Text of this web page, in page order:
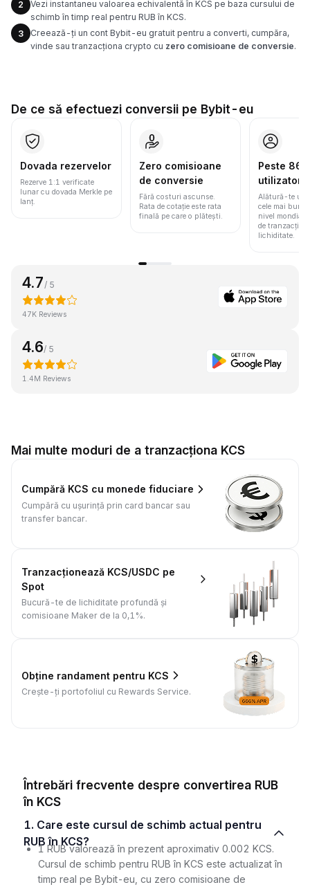
2
Vezi instantaneu valoarea echivalentă în KCS pe baza cursului de
schimb în timp real pentru RUB în KCS.
3
Creează-ți un cont Bybit-eu gratuit pentru a converti, cumpăra,
vinde sau tranzacționa crypto cu zero comisioane de conversie.
De ce să efectuezi conversii pe Bybit-eu
Dovada rezervelor
Rezerve 1:1 verificate
lunar cu dovada Merkle pe
lanț.
Zero comisioane
de conversie
Fără costuri ascunse.
Rata de cotație este rata
finală pe care o plătești.
Peste 86
utilizatori
Alătură-te
cele mai bune
nivel mondial
de
lichiditate.
4.7 / 5
47K Reviews
4.6/ 5
1.4M Reviews
Mai multe moduri de a tranzacționa KCS
Cumpără KCS cu monede fiduciare
Cumpără cu ușurință prin card bancar sau
transfer bancar.
Tranzacționează KCS/USDC pe
Spot
Bucură-te de lichiditate profundă și
comisioane Maker de la 0,1%.
Obține randament pentru KCS
Crește-ți portofoliul cu Rewards Service.
Întrebări frecvente despre convertirea RUB
în KCS
1. Care este cursul de schimb actual pentru
RUB în KCS?
1 RUB valorează în prezent aproximativ 0.002 KCS.
Cursul de schimb pentru RUB în KCS este actualizat în
timp real pe Bybit-eu, cu zero comisioane de